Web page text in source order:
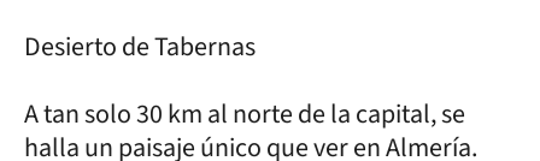
Desierto de Tabernas
A tan solo 30 km al norte de la capital, se
halla un paisaje único que ver en Almería.